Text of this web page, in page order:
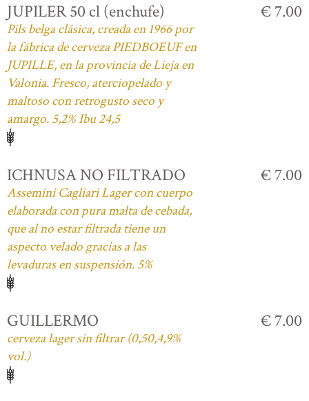
JUPILER 50 cl (enchufe)
Pils belga clásica, creada en 1966 por
la fábrica de cerveza PIEDBOEUF en
JUPILLE, en la provincia de Lieja en
Valonia. Fresco, aterciopelado y
maltoso con retrogusto seco y
amargo. 5,2% Ibu 24,5
€ 7.00
ICHNUSA NO FILTRADO
Assemini Cagliari Lager con cuerpo
elaborada con pura malta de cebada,
que al no estar filtrada tiene un
aspecto velado gracias a las
levaduras en suspensión. 5%
€ 7.00
GUILLERMO
cerveza lager sin filtrar (0,50,4,9%
vol.)
€ 7.00